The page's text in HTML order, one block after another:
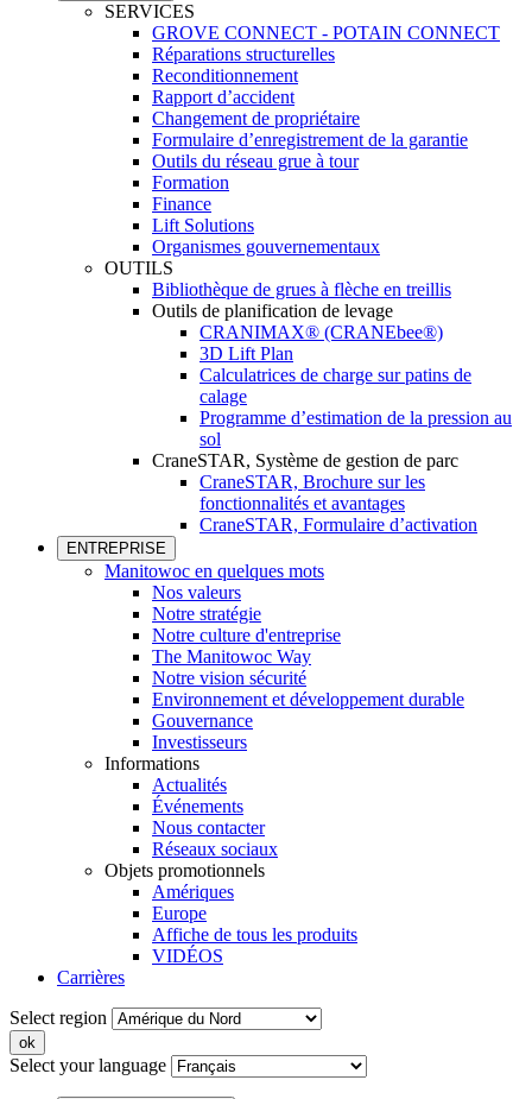
SERVICES
GROVE CONNECT - POTAIN CONNECT
Réparations structurelles
Reconditionnement
Rapport d’accident
Changement de propriétaire
Formulaire d’enregistrement de la garantie
Outils du réseau grue à tour
Formation
Finance
Lift Solutions
Organismes gouvernementaux
OUTILS
Bibliothèque de grues à flèche en treillis
Outils de planification de levage
CRANIMAX® (CRANEbee®)
3D Lift Plan
Calculatrices de charge sur patins de
calage
Programme d’estimation de la pression au
sol
CraneSTAR, Système de gestion de parc
CraneSTAR, Brochure sur les
fonctionnalités et avantages
CraneSTAR, Formulaire d’activation
ENTREPRISE
Manitowoc en quelques mots
Nos valeurs
Notre stratégie
Notre culture d'entreprise
The Manitowoc Way
Notre vision sécurité
Environnement et développement durable
Gouvernance
Investisseurs
Informations
Actualités
Événements
Nous contacter
Réseaux sociaux
Objets promotionnels
Amériques
Europe
Affiche de tous les produits
VIDÉOS
Carrières
Select region
Select your language